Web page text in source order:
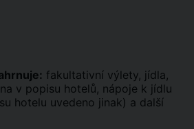
fakultativní výlety, jídla,
v popisu hotelů, nápoje k jídlu
hotelu uvedeno jinak) a další